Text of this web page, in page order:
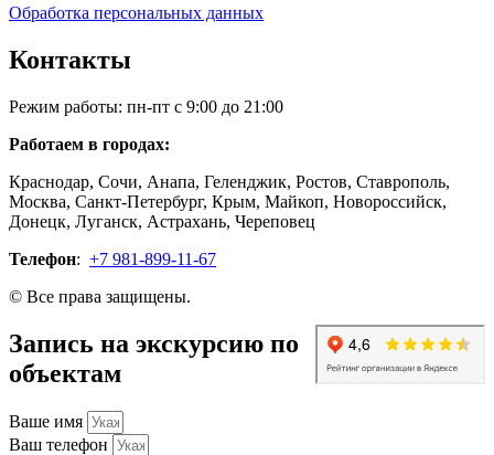
Обработка персональных данных
Контакты
Режим работы: пн-пт с 9:00 до 21:00
Работаем в городах:
Краснодар, Сочи, Анапа, Геленджик, Ростов, Ставрополь,
Москва, Санкт-Петербург, Крым, Майкоп, Новороссийск,
Донецк, Луганск, Астрахань, Череповец
Телефон: +7 981-899-11-67
© Все права защищены.
Запись на экскурсию по
объектам
Ваше имя
Ваш телефон